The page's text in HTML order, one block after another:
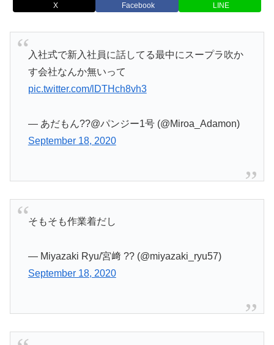
X Facebook LINE
入社式で新入社員に話してる最中にスープラ吹か
す会社なんか無いって
pic.twitter.com/lDTHch8vh3
— あだもん??@パンジー1号 (@Miroa_Adamon)
September 18, 2020
そもそも作業着だし
— Miyazaki Ryu/宮﨑 ?? (@miyazaki_ryu57)
September 18, 2020